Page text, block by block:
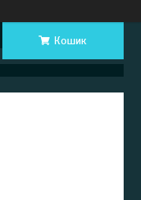
Кошик